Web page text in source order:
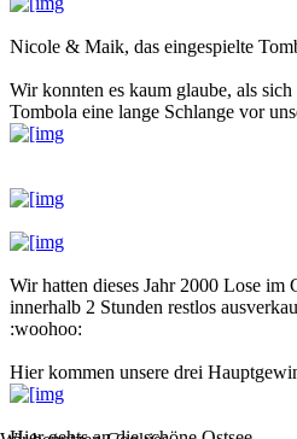
Nicole & Maik, das eingespielte
Wir konnten es kaum glaube, als
Tombola eine lange Schlange vor
Wir hatten dieses Jahr 2000 Lose im
innerhalb 2 Stunden restlos
:woohoo:
Hier kommen unsere drei